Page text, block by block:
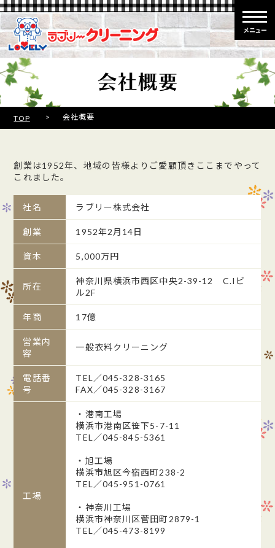
メニュー
TOP > 会社概要
創業は1952年、地域の皆様よりご愛顧頂きここまでやって
これました。
社名 ラブリー株式会社
創業 1952年2月14日
資本 5,000万円
所在
神奈川県横浜市西区中央2-39-12 C.Iビ
ル2F
年商 17億
営業内
容
一般衣料クリーニング
電話番
号
TEL／045-328-3165
FAX／045-328-3167
工場
・港南工場
横浜市港南区笹下5-7-11
TEL／045-845-5361
・旭工場
横浜市旭区今宿西町238-2
TEL／045-951-0761
・神奈川工場
横浜市神奈川区菅田町2879-1
TEL／045-473-8199